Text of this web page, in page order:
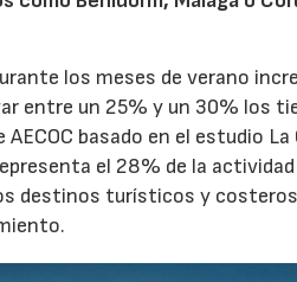
los meses de verano
entre un 25% y un 30% los
basado en el estudio La
el 28% de la
destinos turísticos y